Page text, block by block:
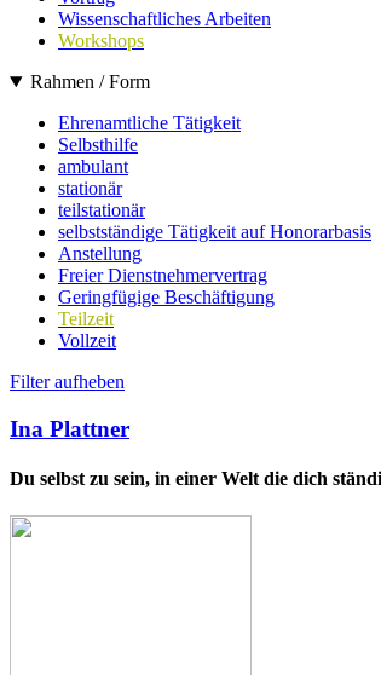
Wissenschaftliches Arbeiten
Workshops
Rahmen / Form
Ehrenamtliche Tätigkeit
Selbsthilfe
ambulant
stationär
teilstationär
selbstständige Tätigkeit auf Honorarbasis
Anstellung
Freier Dienstnehmervertrag
Geringfügige Beschäftigung
Teilzeit
Vollzeit
Filter aufheben
Ina Plattner
Du selbst zu sein, in einer Welt die dich